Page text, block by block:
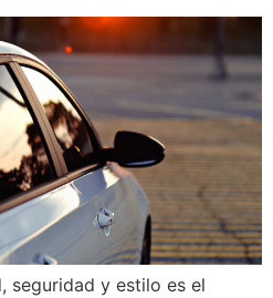
seguridad y estilo es el